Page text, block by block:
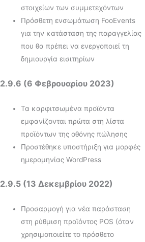
στοιχείων των συμμετεχόντων
Πρόσθετη ενσωμάτωση FooEvents
για την κατάσταση της παραγγελίας
που θα πρέπει να ενεργοποιεί τη
δημιουργία εισιτηρίων
2.9.6 (6 Φεβρουαρίου 2023)
Τα καρφιτσωμένα προϊόντα
εμφανίζονται πρώτα στη λίστα
προϊόντων της οθόνης πώλησης
Προστέθηκε υποστήριξη για μορφές
ημερομηνίας WordPress
2.9.5 (13 Δεκεμβρίου 2022)
Προσαρμογή για νέα παράσταση
στη ρύθμιση προϊόντος POS (όταν
χρησιμοποιείτε το πρόσθετο